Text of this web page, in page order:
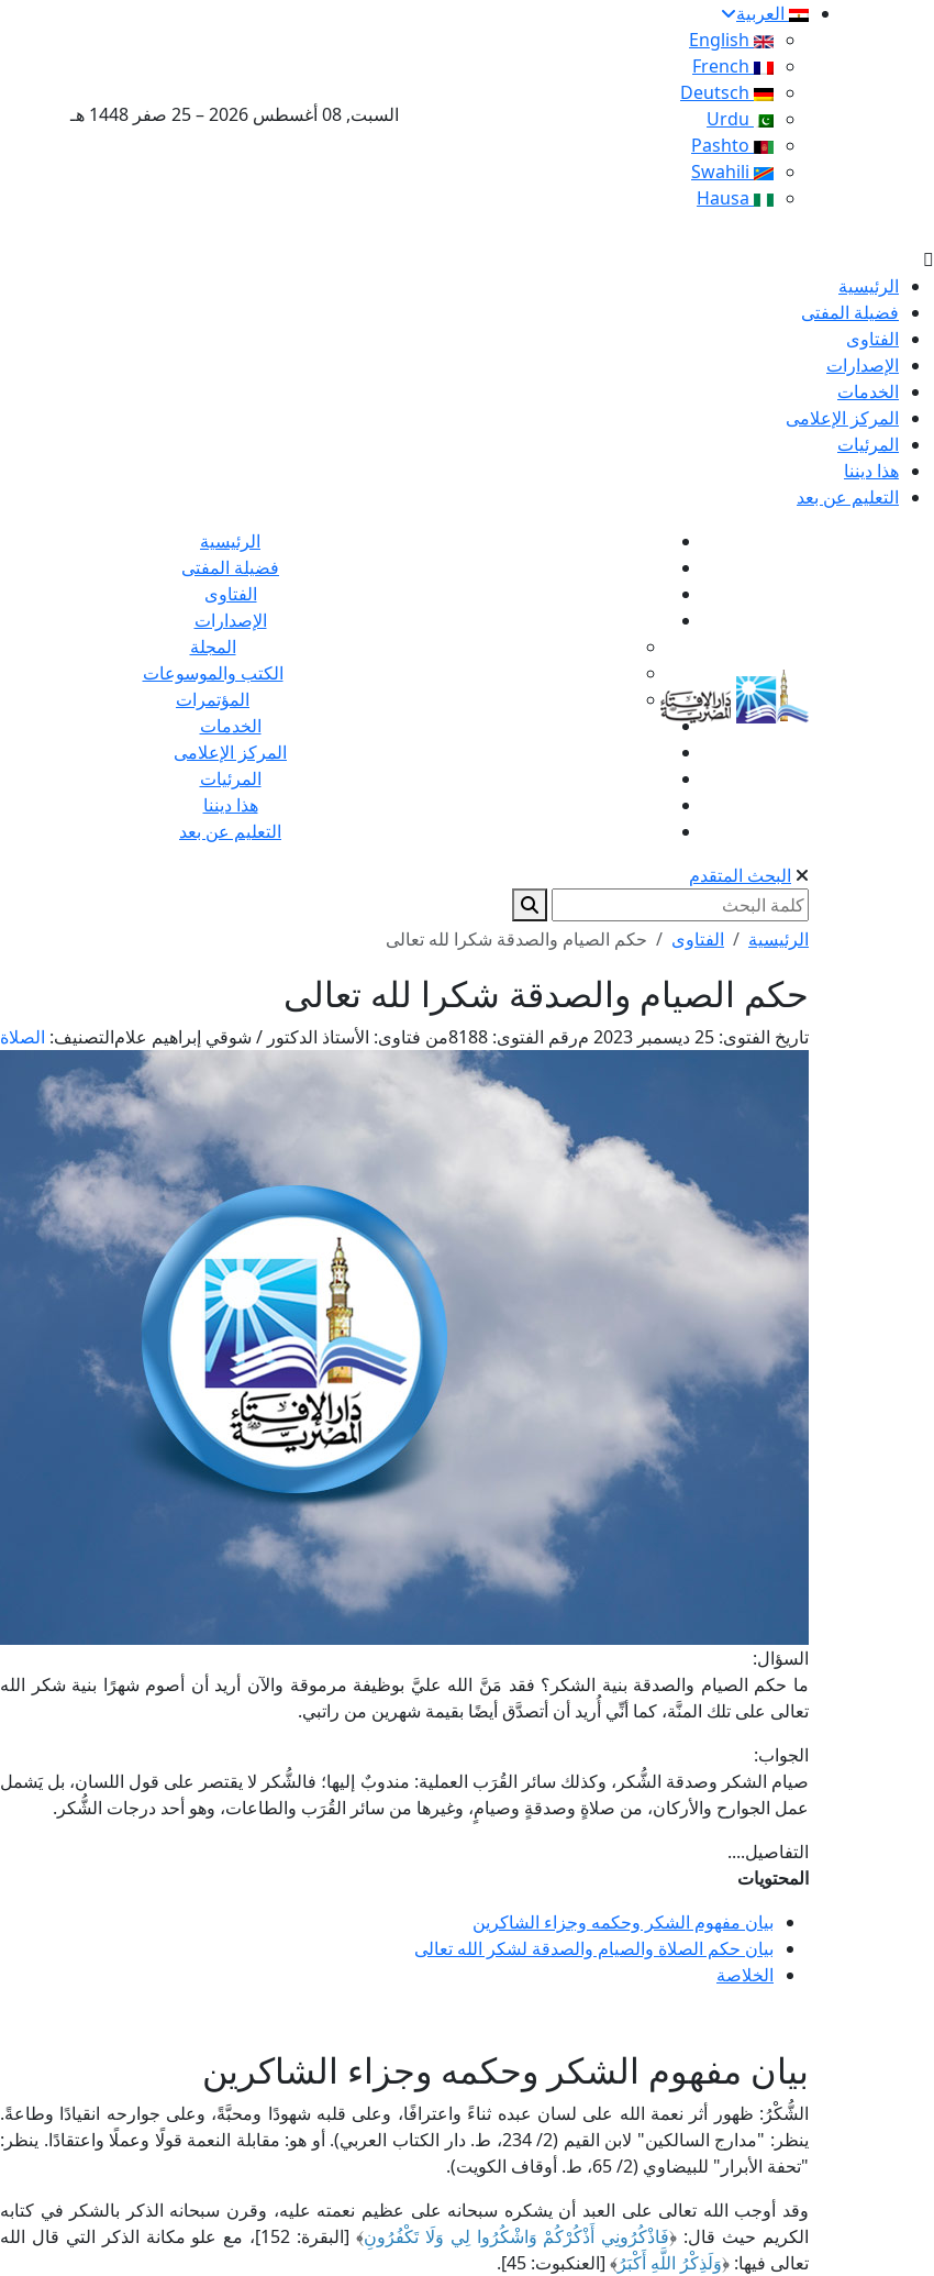
العربية
السبت, 08 أغسطس 2026 – 25 صفر 1448 هـ
الرئيسية
فضيلة المفتى
الفتاوى
الإصدارات
الخدمات
المركز الإعلامى
المرئيات
هذا ديننا
التعليم عن بعد
الرئيسية
فضيلة المفتى
الفتاوى
الإصدارات
المجلة
الكتب والموسوعات
المؤتمرات
الخدمات
المركز الإعلامى
المرئيات
هذا ديننا
التعليم عن بعد
البحث المتقدم
الرئيسية الفتاوى حكم الصيام والصدقة شكرا لله تعالى
حكم الصيام والصدقة شكرا لله تعالى
تاريخ الفتوى: رقم الفتوى: من فتاوى: الأستاذ الدكتور / شوقي إبراهيم علامالتصنيف: الصلاة
السؤال:
ما حكم الصيام والصدقة بنية الشكر؟ فقد مَنَّ الله عليَّ بوظيفة مرموقة والآن أريد أن أصوم شهرًا بنية شكر الله
تعالى على تلك المنَّة، كما أنِّي أُريد أن أتصدَّق أيضًا بقيمة شهرين من راتبي.
الجواب:
صيام الشكر وصدقة الشُّكر، وكذلك سائر القُرَب العملية: مندوبٌ إليها؛ فالشُّكر لا يقتصر على قول اللسان، بل يَشمل
عمل الجوارح والأركان، من صلاةٍ وصدقةٍ وصيامٍ، وغيرها من سائر القُرَب والطاعات، وهو أحد درجات الشُّكر.
التفاصيل....
المحتويات
بيان مفهوم الشكر وحكمه وجزاء الشاكرين
بيان حكم الصلاة والصيام والصدقة لشكر الله تعالى
الخلاصة
بيان مفهوم الشكر وحكمه وجزاء الشاكرين
الشُّكْرُ: ظهور أثر نعمة الله على لسان عبده ثناءً واعترافًا، وعلى قلبه شهودًا ومحبَّةً، وعلى جوارحه انقيادًا وطاعةً.
ينظر: "مدارج السالكين" لابن القيم (2/ 234، ط. دار الكتاب العربي). أو هو: مقابلة النعمة قولًا وعملًا واعتقادًا. ينظر:
"تحفة الأبرار" للبيضاوي (2/ 65، ط. أوقاف الكويت).
وقد أوجب الله تعالى على العبد أن يشكره سبحانه على عظيم نعمته عليه، وقرن سبحانه الذكر بالشكر في كتابه
الكريم حيث قال: ﴿فَاذْكُرُونِي أَذْكُرْكُمْ وَاشْكُرُوا لِي وَلَا تَكْفُرُونِ
﴾ [البقرة: 152]، مع علو مكانة الذكر التي قال الله
تعالى فيها: ﴿وَلَذِكْرُ اللَّهِ أَكْبَرُ﴾ [العنكبوت: 45].